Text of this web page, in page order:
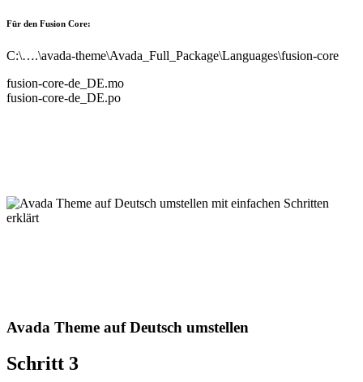
Für den Fusion Core:
C:\….\avada-theme\Avada_Full_Package\Languages\fusion-core
fusion-core-de_DE.mo
fusion-core-de_DE.po
Avada Theme auf Deutsch umstellen
Schritt 3